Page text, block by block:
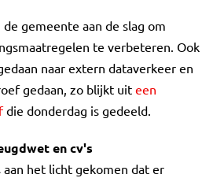
gemeente aan de slag om
te verbeteren. Ook
naar extern dataverkeer en
gedaan, zo blijkt uit een
die donderdag is gedeeld.
en cv's
het licht gekomen dat er